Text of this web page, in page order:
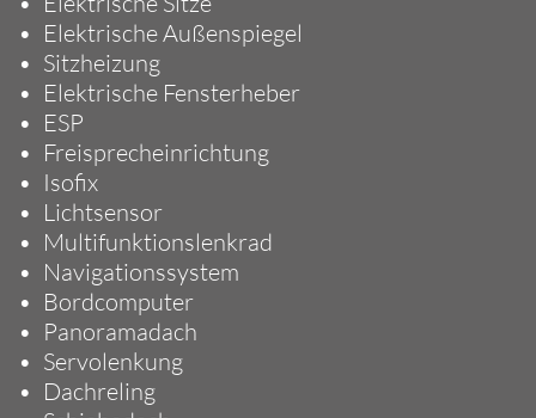
Elektrische Außenspiegel
Sitzheizung
Elektrische Fensterheber
ESP
Freisprecheinrichtung
Isofix
Lichtsensor
Multifunktionslenkrad
Navigationssystem
Bordcomputer
Panoramadach
Servolenkung
Dachreling